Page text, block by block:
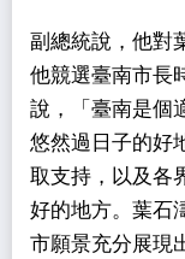
副總統說，他對
他競選臺南市長
說，「臺南是個
悠然過日子的好
取支持，以及各
好的地方。葉石
市願景充分展現